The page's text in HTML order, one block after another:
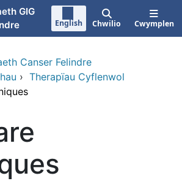
GIG
English Chwilio Cwymplen
Canser Felindre
› Therapïau Cyflenwol